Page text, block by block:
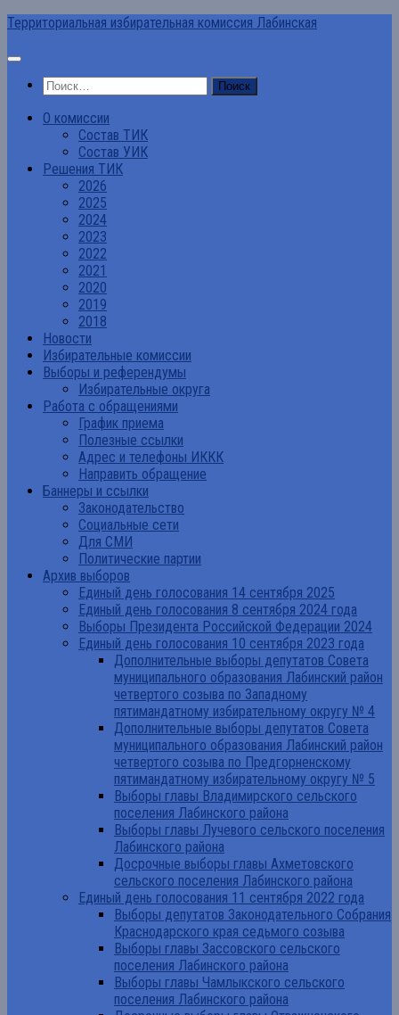
Перейти
содержимому
Территориальная избирательная комиссия Лабинская
Найти:
О комиссии
Состав ТИК
Состав УИК
Решения ТИК
2026
2025
2024
2023
2022
2021
2020
2019
2018
Новости
Избирательные комиссии
Выборы и референдумы
Избирательные округа
Работа с обращениями
График приема
Полезные ссылки
Адрес и телефоны ИККК
Направить обращение
Баннеры и ссылки
Законодательство
Социальные сети
Для СМИ
Политические партии
Архив выборов
Единый день голосования 14 сентября 2025
Единый день голосования 8 сентября 2024 года
Выборы Президента Российской Федерации 2024
Единый день голосования 10 сентября 2023 года
Дополнительные выборы депутатов Совета
муниципального образования Лабинский район
четвертого созыва по Западному
пятимандатному избирательному округу № 4
Дополнительные выборы депутатов Совета
муниципального образования Лабинский район
четвертого созыва по Предгорненскому
пятимандатному избирательному округу № 5
Выборы главы Владимирского сельского
поселения Лабинского района
Выборы главы Лучевого сельского поселения
Лабинского района
Досрочные выборы главы Ахметовского
сельского поселения Лабинского района
Единый день голосования 11 сентября 2022 года
Выборы депутатов Законодательного Собрания
Краснодарского края седьмого созыва
Выборы главы Зассовского сельского
поселения Лабинского района
Выборы главы Чамлыкского сельского
поселения Лабинского района